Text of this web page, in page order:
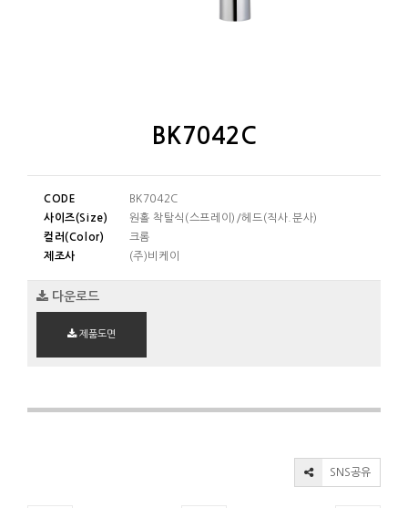
BK7042C
CODE
BK7042C
사이즈(Size)
원홀 착탈식(스프레이)/헤드(직사.분사)
컬러(Color)
크롬
제조사
(주)비케이
다운로드
제품도면
SNS공유